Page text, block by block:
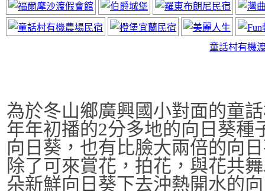
近太平山福山植物園
宜蘭民宿線上廣告
網站要曝光快來電
童話村有機
為於冬山鄉廣興國小對面的童
年年初播的2分多地的向日葵種
向日葵，也有比臉大兩倍的向
除了可來賞花，拍花，與花共
朵新鮮向日葵下去沖熱開水的